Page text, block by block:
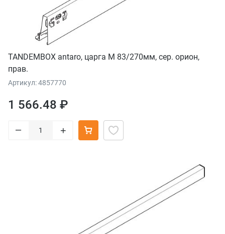
TANDEMBOX antaro, царга M 83/270мм, сер. орион,
прав.
Артикул: 4857770
1 566.48 ₽
– +